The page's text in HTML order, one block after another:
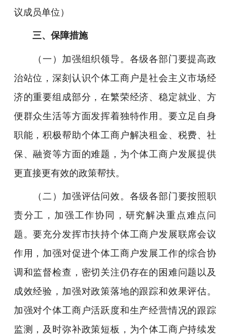
议成员单位）
三、保障措施
（一）加强组织领导。各级各部门要提高政
治站位，深刻认识个体工商户是社会主义市场经
济的重要组成部分，在繁荣经济、稳定就业、方
便群众生活等方面发挥着独特作用。要立足自身
职能，积极帮助个体工商户解决租金、税费、社
保、融资等方面的难题，为个体工商户发展提供
更直接更有效的政策帮扶。
（二）加强评估问效。各级各部门要按照职
责分工，加强工作协同，研究解决重点难点问
题。要充分发挥市扶持个体工商户发展联席会议
作用，加强对促进个体工商户发展工作的综合协
调和监督检查，密切关注仍存在的困难问题以及
成效经验，加强对政策落地的跟踪和效果评估。
加强对个体工商户活跃度和生产经营情况的跟踪
监测，及时弥补政策短板，为个体工商户持续发